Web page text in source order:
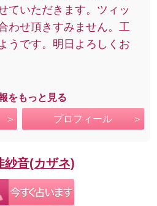
ていただきます。ツィッ
わせ頂きすみません。工
うです。明日よろしくお
をもっと見る
プロフィール
紗音(カザネ)